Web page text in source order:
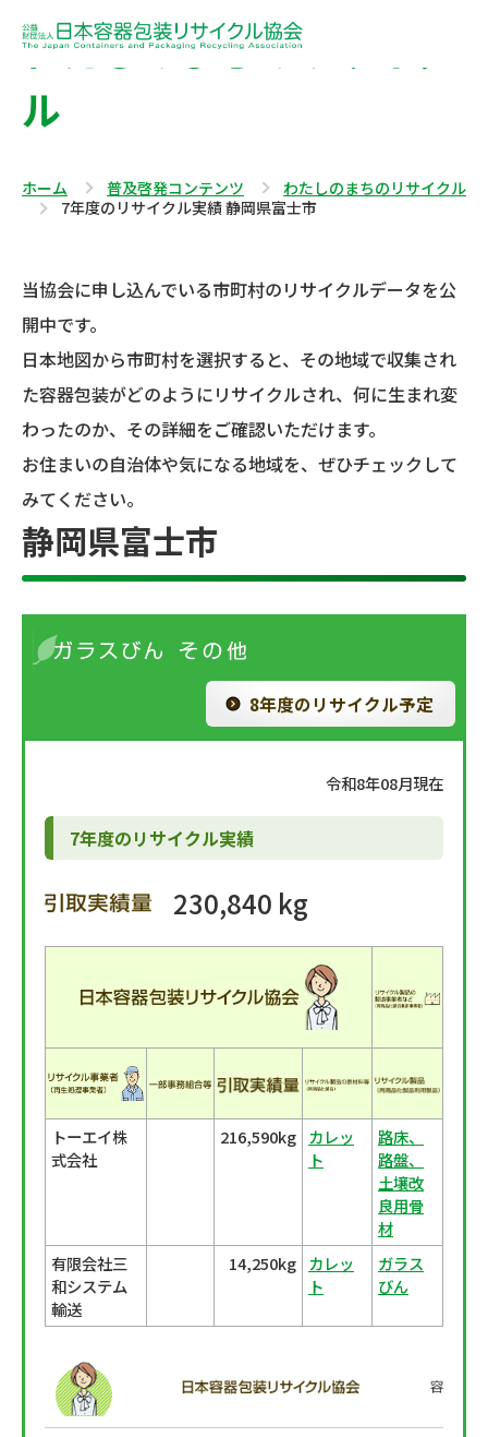
わたしのまちのリサイク
ル
ホーム 普及啓発コンテンツ
わたしのまちのリサイクル
7年度のリサイクル実績 静岡県富士市
当協会に申し込んでいる市町村のリサイクルデータを公
開中です。
日本地図から市町村を選択すると、その地域で収集され
た容器包装がどのようにリサイクルされ、何に生まれ変
わったのか、その詳細をご確認いただけます。
お住まいの自治体や気になる地域を、ぜひチェックして
みてください。
静岡県富士市
8年度のリサイクル予定
令和8年08月現在
7年度のリサイクル実績
230,840 kg
トーエイ株
式会社
216,590kg カレッ
ト
路床、
路盤、
土壌改
良用骨
材
有限会社三
和システム
輸送
14,250kg カレッ
ト
ガラス
びん